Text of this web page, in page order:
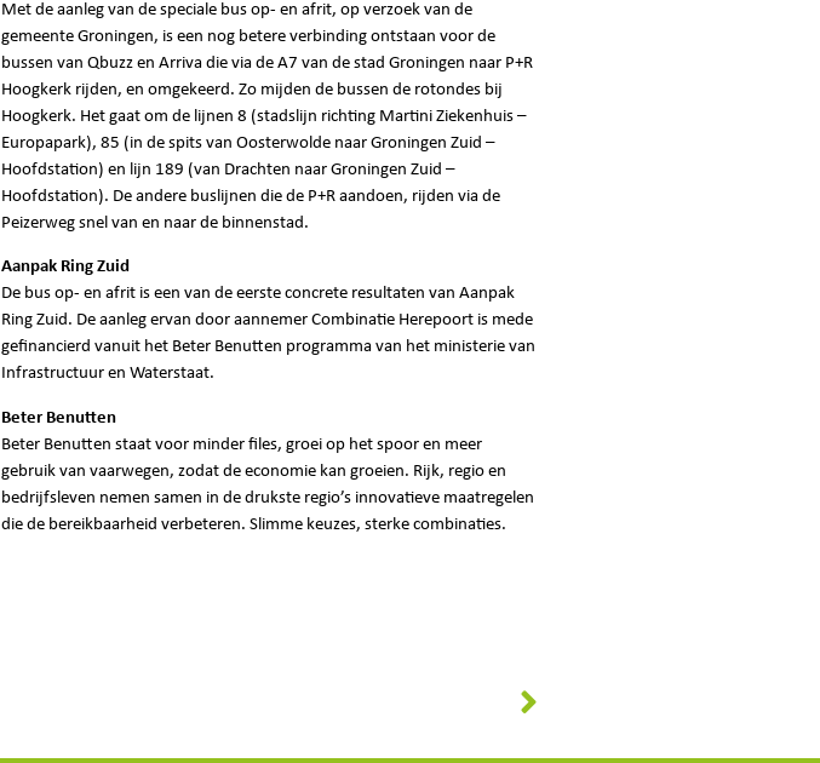
Met de aanleg van de speciale bus op- en afrit, op verzoek van de
gemeente Groningen, is een nog betere verbinding ontstaan voor de
bussen van Qbuzz en Arriva die via de A7 van de stad Groningen naar P+R
Hoogkerk rijden, en omgekeerd. Zo mijden de bussen de rotondes bij
Hoogkerk. Het gaat om de lijnen 8 (stadslijn richting Martini Ziekenhuis –
Europapark), 85 (in de spits van Oosterwolde naar Groningen Zuid –
Hoofdstation) en lijn 189 (van Drachten naar Groningen Zuid –
Hoofdstation). De andere buslijnen die de P+R aandoen, rijden via de
Peizerweg snel van en naar de binnenstad.
Aanpak Ring Zuid
De bus op- en afrit is een van de eerste concrete resultaten van Aanpak
Ring Zuid. De aanleg ervan door aannemer Combinatie Herepoort is mede
gefinancierd vanuit het Beter Benutten programma van het ministerie van
Infrastructuur en Waterstaat.
Beter Benutten
Beter Benutten staat voor minder files, groei op het spoor en meer
gebruik van vaarwegen, zodat de economie kan groeien. Rijk, regio en
bedrijfsleven nemen samen in de drukste regio’s innovatieve maatregelen
die de bereikbaarheid verbeteren. Slimme keuzes, sterke combinaties.